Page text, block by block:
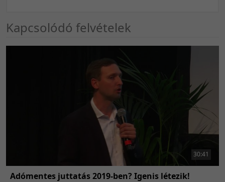
Kapcsolódó felvételek
30:41
Adómentes juttatás 2019-ben? Igenis létezik!